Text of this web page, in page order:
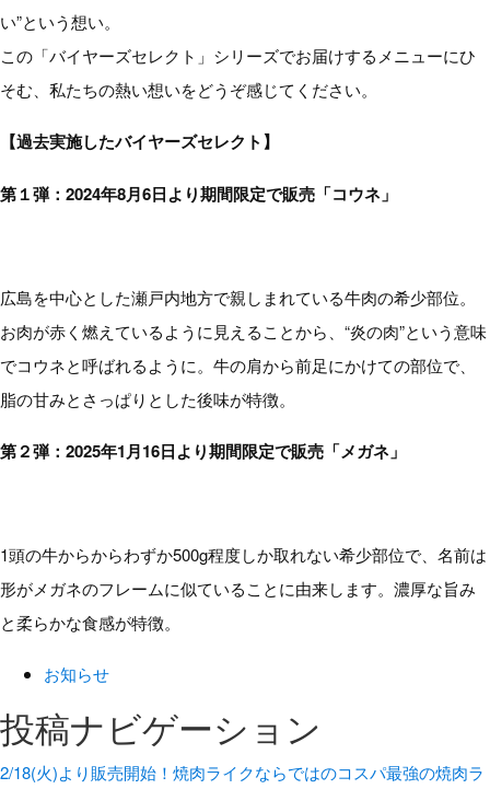
い”という想い。
この「バイヤーズセレクト」シリーズでお届けするメニューにひ
そむ、私たちの熱い想いをどうぞ感じてください。
【過去実施したバイヤーズセレクト】
第１弾：2024年8月6日より期間限定で販売「コウネ」
広島を中心とした瀬戸内地方で親しまれている牛肉の希少部位。
お肉が赤く燃えているように見えることから、“炎の肉”という意味
でコウネと呼ばれるように。牛の肩から前足にかけての部位で、
脂の甘みとさっぱりとした後味が特徴。
第２弾：2025年1月16日より期間限定で販売「メガネ」
1頭の牛からからわずか500g程度しか取れない希少部位で、名前は
形がメガネのフレームに似ていることに由来します。濃厚な旨み
と柔らかな食感が特徴。
お知らせ
投稿ナビゲーション
2/18(火)より販売開始！焼肉ライクならではのコスパ最強の焼肉ラ